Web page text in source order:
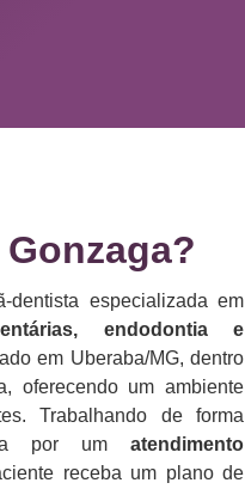
especializada em
endodontia e
em Uberaba/MG, dentro
oferecendo um ambiente
Trabalhando de forma
por um atendimento
receba um plano de